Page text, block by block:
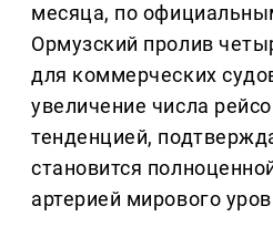
месяца, по
Ормузский пролив
для коммерческих
увеличение числа
тенденцией,
становится
артерией мирового